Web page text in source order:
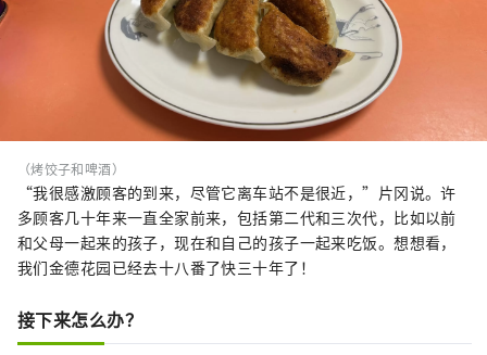
（烤饺子和啤酒）
“我很感激顾客的到来，尽管它离车站不是很近，”片冈说。许
多顾客几十年来一直全家前来，包括第二代和三次代，比如以前
和父母一起来的孩子，现在和自己的孩子一起来吃饭。想想看，
我们金德花园已经去十八番了快三十年了！
接下来怎么办？